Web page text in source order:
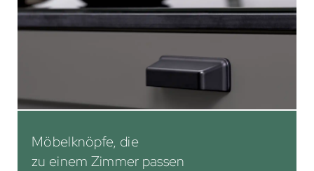
Möbelknöpfe, die
zu einem Zimmer passen